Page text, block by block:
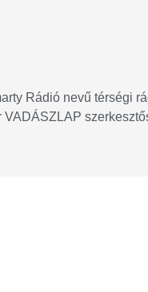
Rádió nevű térségi